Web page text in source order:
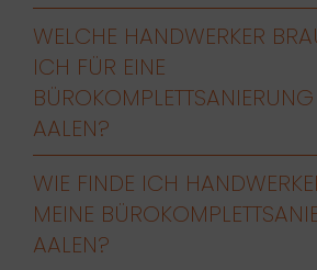
WELCHE HANDWERKER
ICH FÜR EINE
BÜROKOMPLETTSANIERUNG
AALEN?
WIE FINDE ICH
MEINE
AALEN?